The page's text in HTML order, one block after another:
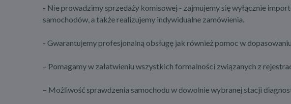
- Nie prowadzimy sprzedaży komisowej - zajmujemy się wyłącznie
samochodów, a także realizujemy indywidualne zamówienia.
- Gwarantujemy profesjonalną obsługę jak również pomoc w
– Pomagamy w załatwieniu wszystkich formalności związanych z
– Możliwość sprawdzenia samochodu w dowolnie wybranej stacji